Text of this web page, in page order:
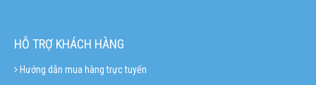
HỖ TRỢ KHÁCH HÀNG
Hướng dẫn mua hàng trực tuyến